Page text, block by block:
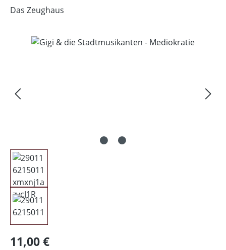
Das Zeughaus
Bildergalerie überspringen
Regulärer Preis:
11,00 €